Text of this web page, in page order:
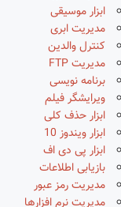
ابزار موسیقی
مدیریت ابری
کنترل والدین
مدیریت FTP
برنامه نویسی
ویرایشگر فیلم
ابزار حذف کلی
ابزار ویندوز 10
ابزار پی دی اف
بازیابی اطلاعات
مدیریت رمز عبور
مدیریت نرم افزارها